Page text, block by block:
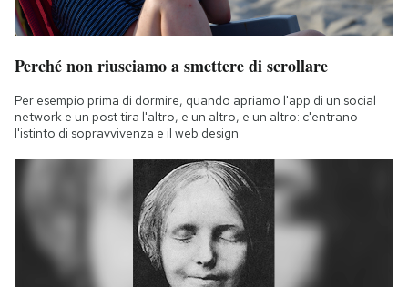
Perché non riusciamo a smettere di scrollare
Per esempio prima di dormire, quando apriamo l'app di un social
network e un post tira l'altro, e un altro, e un altro: c'entrano
l'istinto di sopravvivenza e il web design